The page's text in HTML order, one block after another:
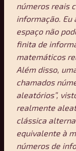
números reais
informação.
espaço não
finita de
matemáticos
Além disso,
chamados
aleatórios”,
realmente
clássica
equivalente à
números de